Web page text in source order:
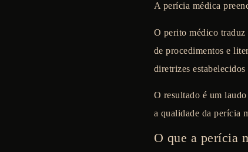
A perícia médica
O perito médico
de procedimentos e
diretrizes
O resultado é um
a qualidade da perícia
O que a perícia